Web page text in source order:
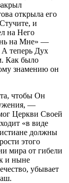
открыла его
и
на Него
на Мне» —
теперь Дух
Как было
знамению он
чтобы Он
—
Церкви Своей
«в виде
должны
этого
мира от гибели
и ныне
убывает